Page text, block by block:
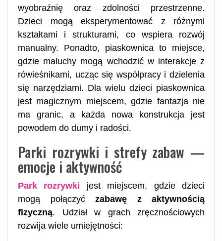
wyobraźnię oraz zdolności przestrzenne.
Dzieci mogą eksperymentować z różnymi
kształtami i strukturami, co wspiera rozwój
manualny. Ponadto, piaskownica to miejsce,
gdzie maluchy mogą wchodzić w interakcje z
rówieśnikami, ucząc się współpracy i dzielenia
się narzędziami. Dla wielu dzieci piaskownica
jest magicznym miejscem, gdzie fantazja nie
ma granic, a każda nowa konstrukcja jest
powodem do dumy i radości.
Parki rozrywki i strefy zabaw —
emocje i aktywność
Park rozrywki jest miejscem, gdzie dzieci
mogą połączyć zabawę z aktywnością
fizyczną. Udział w grach zręcznościowych
rozwija wiele umiejętności: